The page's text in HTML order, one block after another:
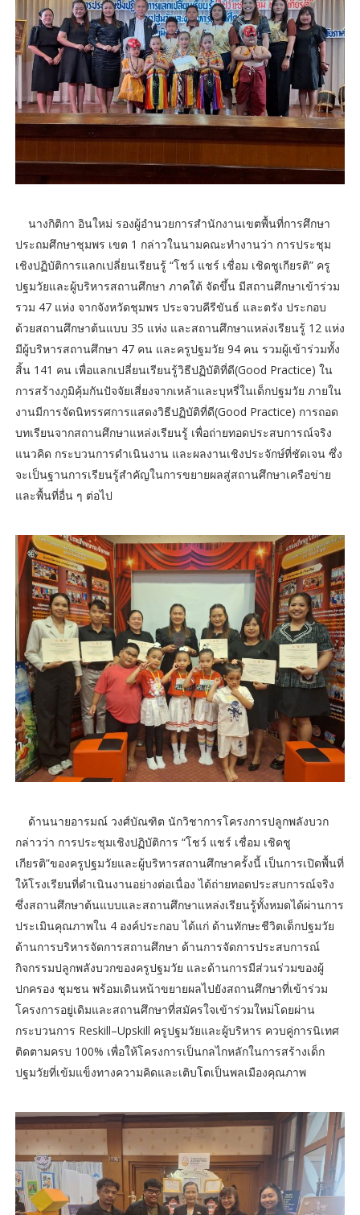
นางกิติกา อินใหม่ รองผู้อำนวยการสำนักงานเขตพื้นที่การศึกษา
ประถมศึกษาชุมพร เขต 1 กล่าวในนามคณะทำงานว่า การประชุม
เชิงปฏิบัติการแลกเปลี่ยนเรียนรู้ “โชว์ แชร์ เชื่อม เชิดชูเกียรติ” ครู
ปฐมวัยและผู้บริหารสถานศึกษา ภาคใต้ จัดขึ้น มีสถานศึกษาเข้าร่วม
รวม 47 แห่ง จากจังหวัดชุมพร ประจวบคีรีขันธ์ และตรัง ประกอบ
ด้วยสถานศึกษาต้นแบบ 35 แห่ง และสถานศึกษาแหล่งเรียนรู้ 12 แห่ง
มีผู้บริหารสถานศึกษา 47 คน และครูปฐมวัย 94 คน รวมผู้เข้าร่วมทั้ง
สิ้น 141 คน เพื่อแลกเปลี่ยนเรียนรู้วิธีปฏิบัติที่ดี(Good Practice) ใน
การสร้างภูมิคุ้มกันปัจจัยเสี่ยงจากเหล้าและบุหรี่ในเด็กปฐมวัย ภายใน
งานมีการจัดนิทรรศการแสดงวิธีปฏิบัติที่ดี(Good Practice) การถอด
บทเรียนจากสถานศึกษาแหล่งเรียนรู้ เพื่อถ่ายทอดประสบการณ์จริง
แนวคิด กระบวนการดำเนินงาน และผลงานเชิงประจักษ์ที่ชัดเจน ซึ่ง
จะเป็นฐานการเรียนรู้สำคัญในการขยายผลสู่สถานศึกษาเครือข่าย
และพื้นที่อื่น ๆ ต่อไป
ด้านนายอารมณ์ วงศ์บัณฑิต นักวิชาการโครงการปลูกพลังบวก
กล่าวว่า การประชุมเชิงปฏิบัติการ “โชว์ แชร์ เชื่อม เชิดชู
เกียรติ”ของครูปฐมวัยและผู้บริหารสถานศึกษาครั้งนี้ เป็นการเปิดพื้นที่
ให้โรงเรียนที่ดำเนินงานอย่างต่อเนื่อง ได้ถ่ายทอดประสบการณ์จริง
ซึ่งสถานศึกษาต้นแบบและสถานศึกษาแหล่งเรียนรู้ทั้งหมดได้ผ่านการ
ประเมินคุณภาพใน 4 องค์ประกอบ ได้แก่ ด้านทักษะชีวิตเด็กปฐมวัย
ด้านการบริหารจัดการสถานศึกษา ด้านการจัดการประสบการณ์
กิจกรรมปลูกพลังบวกของครูปฐมวัย และด้านการมีส่วนร่วมของผู้
ปกครอง ชุมชน พร้อมเดินหน้าขยายผลไปยังสถานศึกษาที่เข้าร่วม
โครงการอยู่เดิมและสถานศึกษาที่สมัครใจเข้าร่วมใหม่โดยผ่าน
กระบวนการ Reskill–Upskill ครูปฐมวัยและผู้บริหาร ควบคู่การนิเทศ
ติดตามครบ 100% เพื่อให้โครงการเป็นกลไกหลักในการสร้างเด็ก
ปฐมวัยที่เข้มแข็งทางความคิดและเติบโตเป็นพลเมืองคุณภาพ